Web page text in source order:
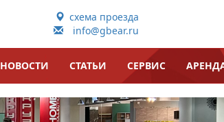
схема проезда
info@gbear.ru
НОВОСТИ СТАТЬИ СЕРВИС